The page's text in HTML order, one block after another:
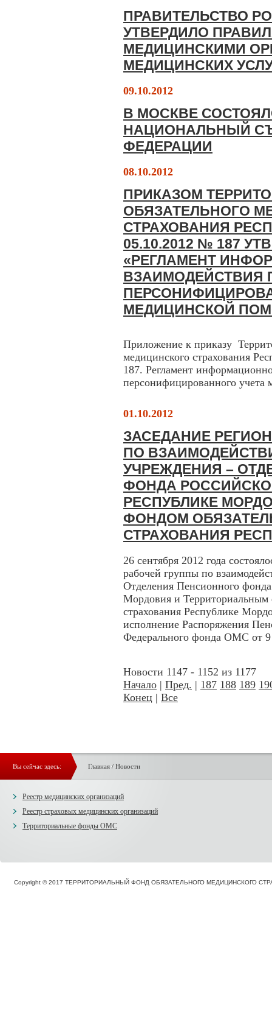
ПРАВИТЕЛЬСТВО
УТВЕРДИЛО
МЕДИЦИНСКИМИ
МЕДИЦИНСКИХ
09.10.2012
В МОСКВЕ
НАЦИОНАЛЬНЫЙ
ФЕДЕРАЦИИ
08.10.2012
ПРИКАЗОМ
ОБЯЗАТЕЛЬНОГО
СТРАХОВАНИЯ
05.10.2012 № 187
«РЕГЛАМЕНТ
ВЗАИМОДЕЙСТВИЯ
МЕДИЦИНСКОЙ
Приложение к приказу
медицинского страхования
187. Регламент
персонифицированного
01.10.2012
ЗАСЕДАНИЕ
ПО
УЧРЕЖДЕНИЯ –
ФОНДА
РЕСПУБЛИКЕ
ФОНДОМ
СТРАХОВАНИЯ
26 сентября 2012 года
рабочей группы по
Отделения Пенсионного
Мордовия и Территориальным
страхования Республике
исполнение Распоряжения
Федерального фонда ОМС от 9
Новости 1147 - 1152 из 1177
Начало | Пред. | 187 188 189
Конец | Все
Вы сейчас здесь: Главная/ Новости
Реестр медицинских организаций
Реестр страховых медицинских организаций
Территориальные фонды ОМС
Copyright © 2017 ТЕРРИТОРИАЛЬНЫЙ ФОНД ОБЯЗАТЕЛЬНОГО МЕДИЦИНСКОГО